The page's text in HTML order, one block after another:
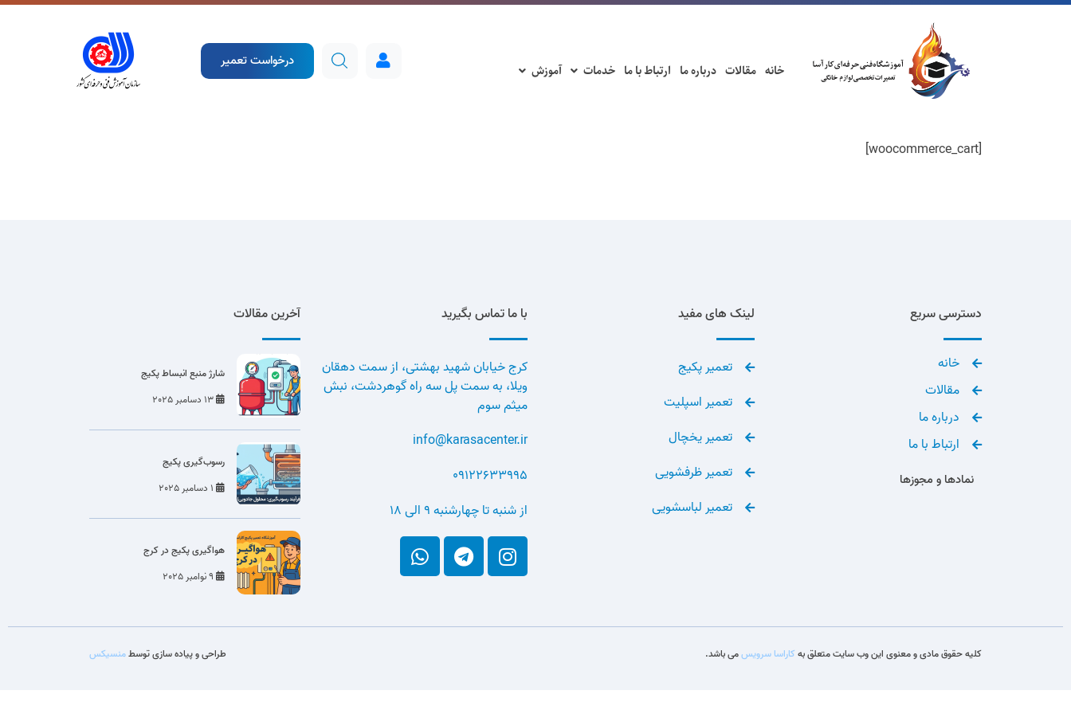
خانه مقالات درباره ما ارتباط با ما خدمات آموزش
درخواست تعمیر
[woocommerce_cart]
دسترسی سریع
خانه
مقالات
درباره ما
ارتباط با ما
نمادها و مجوزها
لینک های مفید
تعمیر پکیج
تعمیر اسپلیت
تعمیر یخچال
تعمیر ظرفشویی
تعمیر لباسشویی
با ما تماس بگیرید
کرج خیابان شهید بهشتی، از سمت دهقان
ویلا، به سمت پل سه راه گوهردشت، نبش
میثم سوم
info@karasacenter.ir
09122633995
از شنبه تا چهارشنبه 9 الی 18
آخرین مقالات
شارژ منبع انبساط پکیج
رسوب‌گیری پکیج
هواگیری پکیج در کرج
کلیه حقوق مادی و معنوی این وب سایت متعلق به کاراسا سرویسمی باشد. طراحی و پیاده سازی توسطمنسیکس